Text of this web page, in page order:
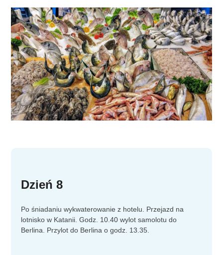
Dzień 8
Po śniadaniu wykwaterowanie z hotelu. Przejazd na
lotnisko w Katanii. Godz. 10.40 wylot samolotu do
Berlina. Przylot do Berlina o godz. 13.35.